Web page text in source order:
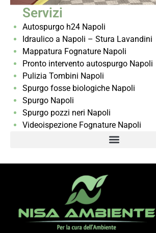
Servizi
Autospurgo h24 Napoli
Idraulico a Napoli – Stura Lavandini
Mappatura Fognature Napoli
Pronto intervento autospurgo Napoli
Pulizia Tombini Napoli
Spurgo fosse biologiche Napoli
Spurgo Napoli
Spurgo pozzi neri Napoli
Videoispezione Fognature Napoli